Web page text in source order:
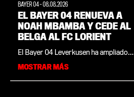
BAYER 04-08.08.2026
EL BAYER 04 RENUEVA A
NOAH MBAMBA Y CEDE AL
BELGA AL FC LORIENT
El Bayer 04 Leverkusen ha ampliado
anticipadamente por un año el contrato
del centrocampista Noah Mbamba y ha
MOSTRAR MÁS